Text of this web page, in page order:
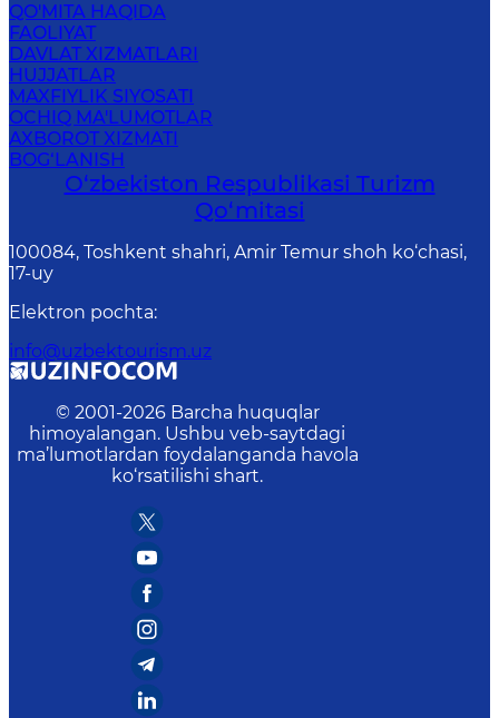
QO'MITA HAQIDA
FAOLIYAT
DAVLAT XIZMATLARI
HUJJATLAR
MAXFIYLIK SIYOSATI
OCHIQ MA'LUMOTLAR
AXBOROT XIZMATI
BOG‘LANISH
O‘zbekiston Respublikasi Turizm
Qo‘mitasi
100084, Toshkent shahri, Amir Temur shoh ko‘chasi,
17-uy
Elektron pochta:
info@uzbektourism.uz
© 2001-2026 Barcha huquqlar
himoyalangan. Ushbu veb-saytdagi
ma’lumotlardan foydalanganda havola
ko‘rsatilishi shart.